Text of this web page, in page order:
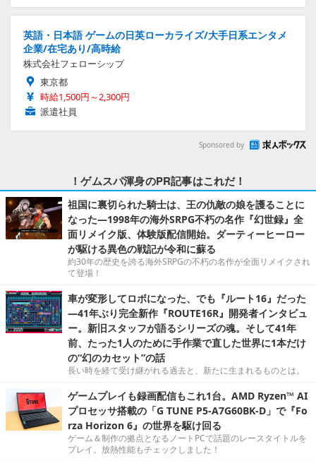
英語・日本語 ゲームの日英ローカライズ/大手日系エンタメ
企業/在宅あり/高時給
株式会社フェローシップ
東京都
時給1,500円～2,300円
派遣社員
Sponsored by
！ゲムスパ渾身のPR記事はこれだ！
祖国に裏切られた騎士は、王の仇敵の娘を護ることに
なった―1998年の海外SRPG不朽の名作『幻世録』全
面リメイク版、体験版配信開始。ダーティーヒーロー
が駆ける異色の戦記が令和に蘇る
約30年の歴史を誇る海外SRPGの不朽の名作が全面リメイクされ
て登場！
車が変形してロボになった、でも『ルート16』だった
―41年ぶり完全新作『ROUTE16R』開発者インタビュ
ー。新旧スタッフが語るシリーズの魂。そして41年
前、たった1人のために手作業で直した世界に1本だけ
の“幻のカセット”の話
長い時を経て受け継がれる過去と、新たに生まれるものとは。
ゲームプレイも録画配信もこれ1台。AMD Ryzen™ AI
プロセッサ搭載の「G TUNE P5-A7G60BK-D」で『Fo
rza Horizon 6』の世界を駆け回る
ゲーム＆制作の拠点となるノートPCで話題のレースタイトルを
プレイ。放熱性能もチェックしました！